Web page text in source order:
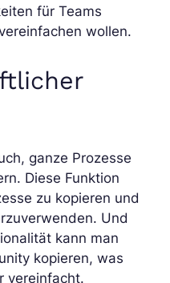
für Teams
wollen.
ganze Prozesse
Diese Funktion
zu kopieren und
Und
kann man
kopieren, was
vereinfacht.